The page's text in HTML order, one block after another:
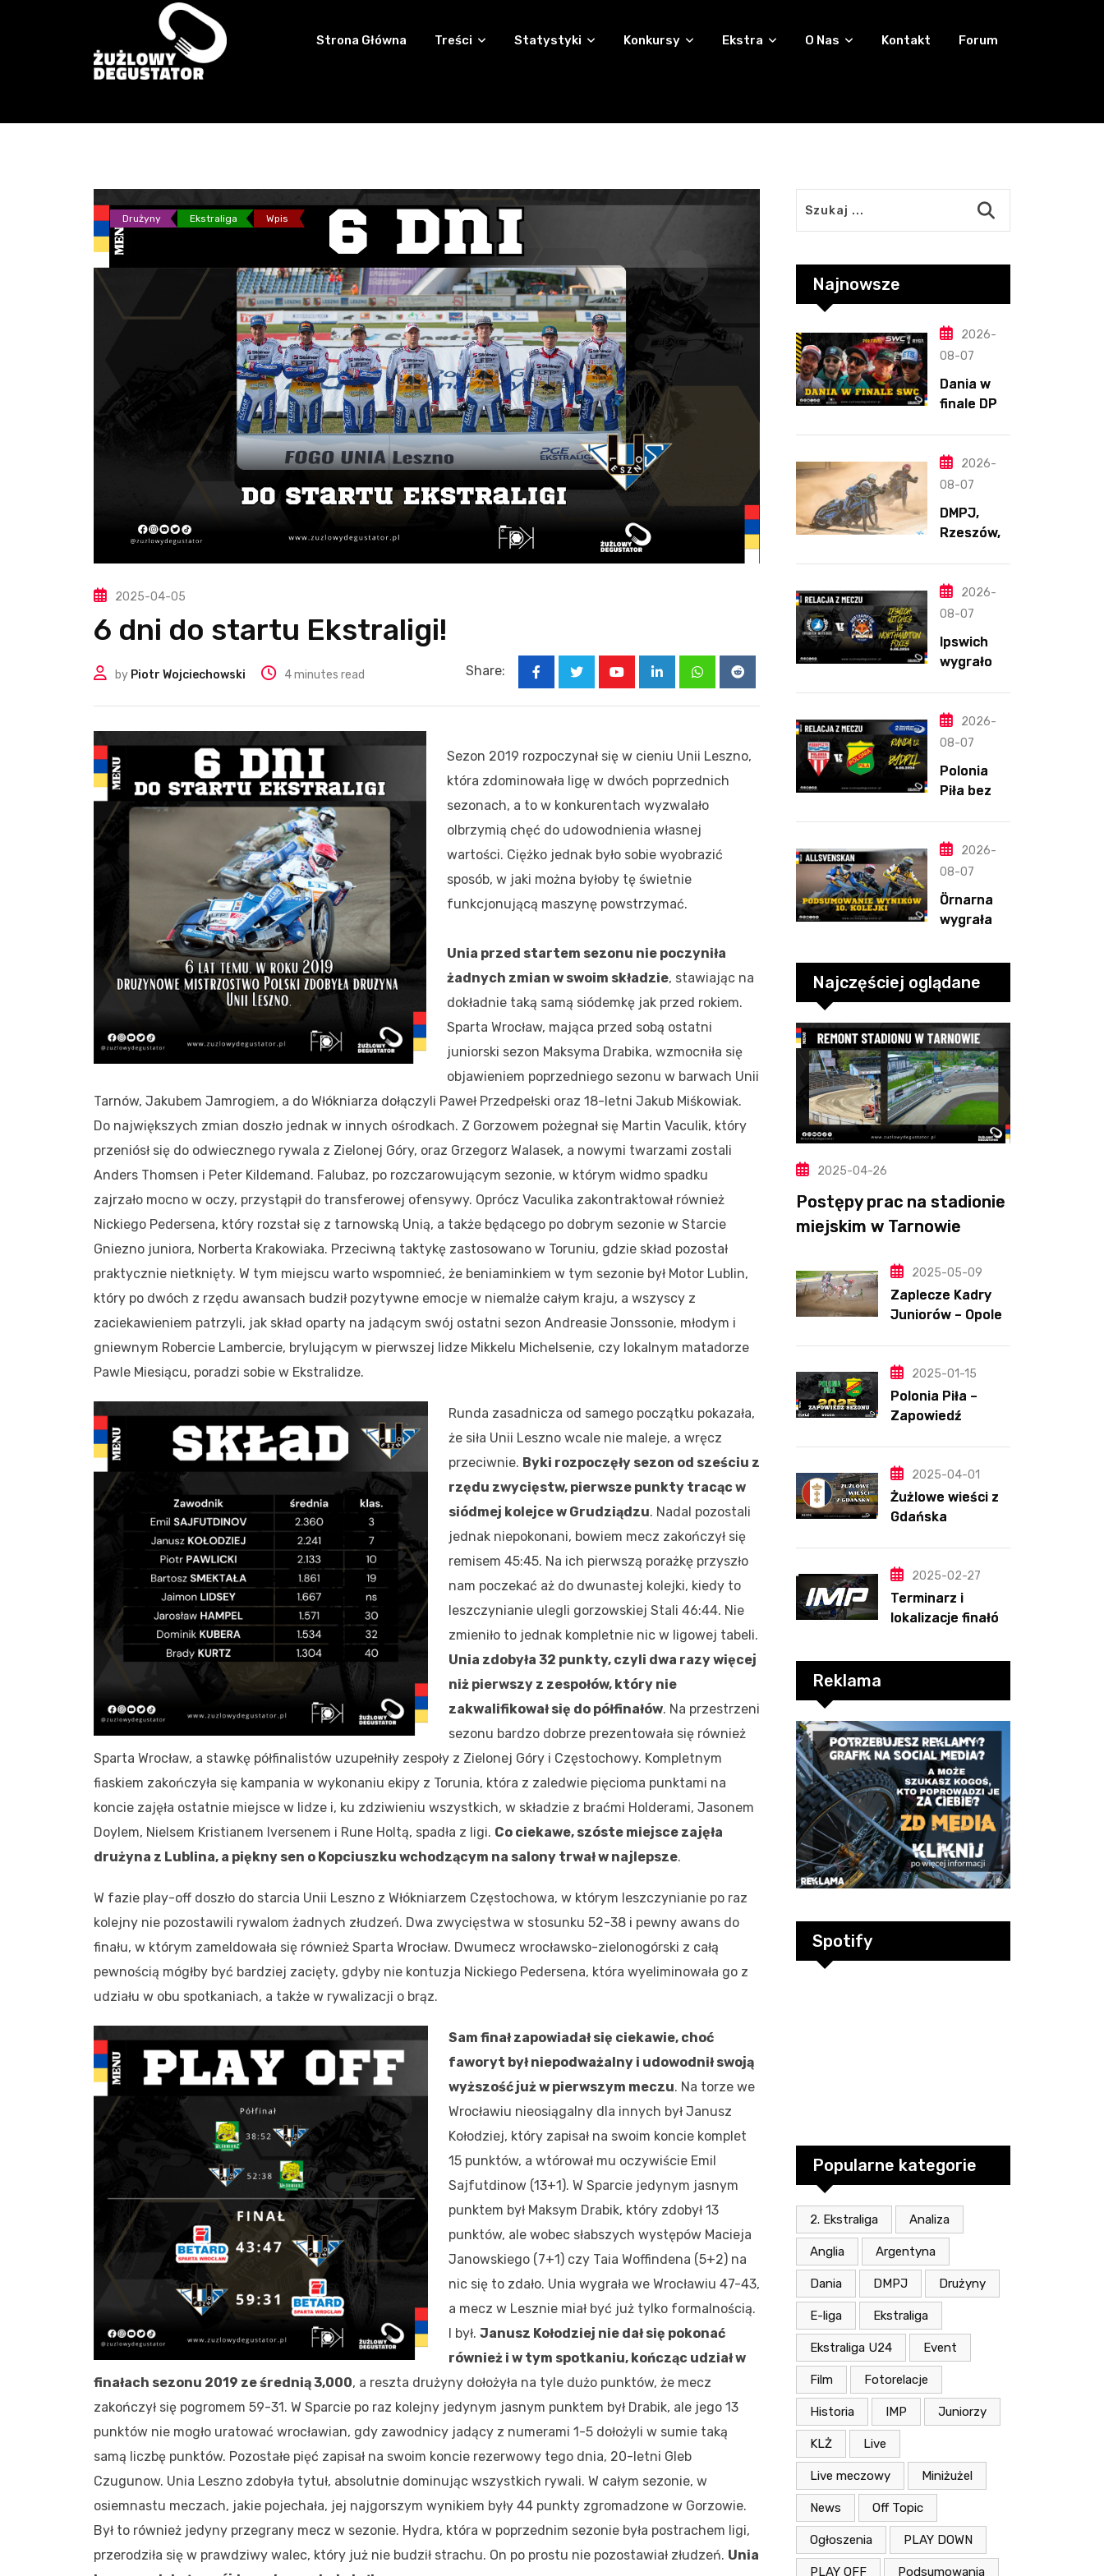
Strona Główna Treści Statystyki Konkursy Ekstra O Nas Kontakt Forum
Drużyny Ekstraliga Wpis
2025-04-05
6 dni do startu Ekstraligi!
by Piotr Wojciechowski 4 minutes read Share:
LinkedInWhatsappReddit
Sezon 2019 rozpoczynał się w cieniu Unii Leszno,
która zdominowała ligę w dwóch poprzednich
sezonach, a to w konkurentach wyzwalało
olbrzymią chęć do udowodnienia własnej
wartości. Ciężko jednak było sobie wyobrazić
sposób, w jaki można byłoby tę świetnie
funkcjonującą maszynę powstrzymać.
Unia przed startem sezonu nie poczyniła
żadnych zmian w swoim składzie, stawiając na
dokładnie taką samą siódemkę jak przed rokiem.
Sparta Wrocław, mająca przed sobą ostatni
juniorski sezon Maksyma Drabika, wzmocniła się
objawieniem poprzedniego sezonu w barwach Unii
Tarnów, Jakubem Jamrogiem, a do Włókniarza dołączyli Paweł Przedpełski oraz 18-letni Jakub Miśkowiak.
Do największych zmian doszło jednak w innych ośrodkach. Z Gorzowem pożegnał się Martin Vaculik, który
przeniósł się do odwiecznego rywala z Zielonej Góry, oraz Grzegorz Walasek, a nowymi twarzami zostali
Anders Thomsen i Peter Kildemand. Falubaz, po rozczarowującym sezonie, w którym widmo spadku
zajrzało mocno w oczy, przystąpił do transferowej ofensywy. Oprócz Vaculika zakontraktował również
Nickiego Pedersena, który rozstał się z tarnowską Unią, a także będącego po dobrym sezonie w Starcie
Gniezno juniora, Norberta Krakowiaka. Przeciwną taktykę zastosowano w Toruniu, gdzie skład pozostał
praktycznie nietknięty. W tym miejscu warto wspomnieć, że beniaminkiem w tym sezonie był Motor Lublin,
który po dwóch z rzędu awansach budził pozytywne emocje w niemalże całym kraju, a wszyscy z
zaciekawieniem patrzyli, jak skład oparty na jadącym swój ostatni sezon Andreasie Jonssonie, młodym i
gniewnym Robercie Lambercie, brylującym w pierwszej lidze Mikkelu Michelsenie, czy lokalnym matadorze
Pawle Miesiącu, poradzi sobie w Ekstralidze.
Runda zasadnicza od samego początku pokazała,
że siła Unii Leszno wcale nie maleje, a wręcz
przeciwnie. Byki rozpoczęły sezon od sześciu z
rzędu zwycięstw, pierwsze punkty tracąc w
siódmej kolejce w Grudziądzu. Nadal pozostali
jednak niepokonani, bowiem mecz zakończył się
remisem 45:45. Na ich pierwszą porażkę przyszło
nam poczekać aż do dwunastej kolejki, kiedy to
leszczynianie ulegli gorzowskiej Stali 46:44. Nie
zmieniło to jednak kompletnie nic w ligowej tabeli.
Unia zdobyła 32 punkty, czyli dwa razy więcej
niż pierwszy z zespołów, który nie
zakwalifikował się do półfinałów. Na przestrzeni
sezonu bardzo dobrze prezentowała się również
Sparta Wrocław, a stawkę półfinalistów uzupełniły zespoły z Zielonej Góry i Częstochowy. Kompletnym
fiaskiem zakończyła się kampania w wykonaniu ekipy z Torunia, która z zaledwie pięcioma punktami na
koncie zajęła ostatnie miejsce w lidze i, ku zdziwieniu wszystkich, w składzie z braćmi Holderami, Jasonem
Doylem, Nielsem Kristianem Iversenem i Rune Holtą, spadła z ligi. Co ciekawe, szóste miejsce zajęła
drużyna z Lublina, a piękny sen o Kopciuszku wchodzącym na salony trwał w najlepsze.
W fazie play-off doszło do starcia Unii Leszno z Włókniarzem Częstochowa, w którym leszczynianie po raz
kolejny nie pozostawili rywalom żadnych złudzeń. Dwa zwycięstwa w stosunku 52-38 i pewny awans do
finału, w którym zameldowała się również Sparta Wrocław. Dwumecz wrocławsko-zielonogórski z całą
pewnością mógłby być bardziej zacięty, gdyby nie kontuzja Nickiego Pedersena, która wyeliminowała go z
udziału w obu spotkaniach, a także w rywalizacji o brąz.
Sam finał zapowiadał się ciekawie, choć
faworyt był niepodważalny i udowodnił swoją
wyższość już w pierwszym meczu. Na torze we
Wrocławiu nieosiągalny dla innych był Janusz
Kołodziej, który zapisał na swoim koncie komplet
15 punktów, a wtórował mu oczywiście Emil
Sajfutdinow (13+1). W Sparcie jedynym jasnym
punktem był Maksym Drabik, który zdobył 13
punktów, ale wobec słabszych występów Macieja
Janowskiego (7+1) czy Taia Woffindena (5+2) na
nic się to zdało. Unia wygrała we Wrocławiu 47-43,
a mecz w Lesznie miał być już tylko formalnością.
I był. Janusz Kołodziej nie dał się pokonać
również i w tym spotkaniu, kończąc udział w
finałach sezonu 2019 ze średnią 3,000, a reszta drużyny dołożyła na tyle dużo punktów, że mecz
zakończył się pogromem 59-31. W Sparcie po raz kolejny jedynym jasnym punktem był Drabik, ale jego 13
punktów nie mogło uratować wrocławian, gdy zawodnicy jadący z numerami 1-5 dołożyli w sumie taką
samą liczbę punktów. Pozostałe pięć zapisał na swoim koncie rezerwowy tego dnia, 20-letni Gleb
Czugunow. Unia Leszno zdobyła tytuł, absolutnie dominując wszystkich rywali. W całym sezonie, w
osiemnastu meczach, jakie pojechała, jej najgorszym wynikiem były 44 punkty zgromadzone w Gorzowie.
Był to również jedyny przegrany mecz w sezonie. Hydra, która w poprzednim sezonie była postrachem ligi,
przerodziła się w prawdziwy walec, który już nie budził strachu. On po prostu nie pozostawiał złudzeń. Unia
Najnowsze
2026-
08-07
Dania w
finale DPŚ.
przebieg
półfinału
Bikernieku
2026-
08-07
DMPJ,
Rzeszów,
wa,
5.06.2026
2026-
08-07
Ipswich
wygrało z
pomimo
straty
Kosmiczny
mecz
Ellisa
2026-
08-07
Polonia
Piła bez
y. „Gryfy”
z
dwunasty
m
zwycięstw
2026-
08-07
Örnarna
wygrała
zasadnicz
ą. Debiut
Tondera w
Najczęściej oglądane
2025-04-26
Postępy prac na stadionie
miejskim w Tarnowie
2025-05-09
Zaplecze Kadry
Juniorów – Opole,
2025-01-15
Polonia Piła –
Zapowiedź
PRZEWIDYWANIA
2025
2025-04-01
Żużlowe wieści z
Gdańska
2025-02-27
Terminarz i
lokalizacje finałów
Reklama
Spotify
Popularne kategorie
2. Ekstraliga Analiza
Anglia Argentyna
Dania DMPJ Drużyny
E-liga Ekstraliga
Ekstraliga U24 Event
Film Fotorelacje
Historia IMP Juniorzy
KLŻ Live
Live meczowy Miniżużel
News Off Topic
Ogłoszenia PLAY DOWN
PLAY OFF Podsumowania